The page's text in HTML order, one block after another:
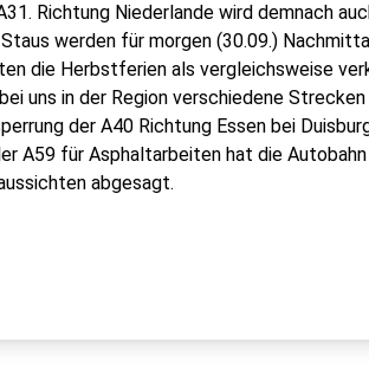
Richtung Niederlande wird demnach
werden für morgen (30.09.)
die Herbstferien als vergleichsweise
uns in der Region verschiedene
der A40 Richtung Essen bei
A59 für Asphaltarbeiten hat die
abgesagt.